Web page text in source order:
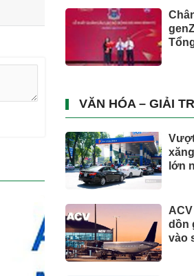
trụ,
VĂN HÓA – GIẢI
lớn
dồn
vào